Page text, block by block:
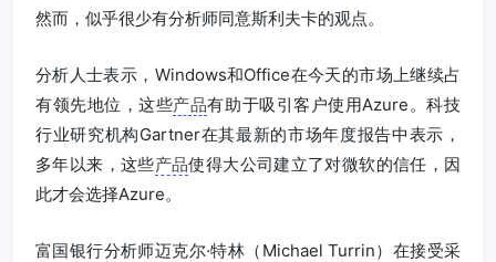
然而，似乎很少有分析师同意斯利夫卡的观点。
分析人士表示，Windows和Office在今天的市场上继续占
有领先地位，这些产品有助于吸引客户使用Azure。科技
行业研究机构Gartner在其最新的市场年度报告中表示，
多年以来，这些产品使得大公司建立了对微软的信任，因
此才会选择Azure。
富国银行分析师迈克尔·特林（Michael Turrin）在接受采